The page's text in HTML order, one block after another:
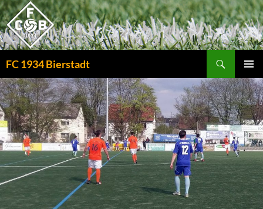
Zum
Inhalt
springen
FC 1934 Bierstadt
MENÜ